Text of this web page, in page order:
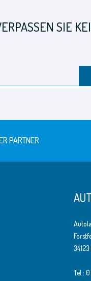
SIE
PARTNER
34123
Tel.: